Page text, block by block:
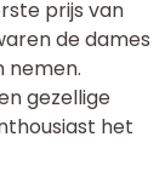
prijs van
de dames
nemen.
gezellige
het